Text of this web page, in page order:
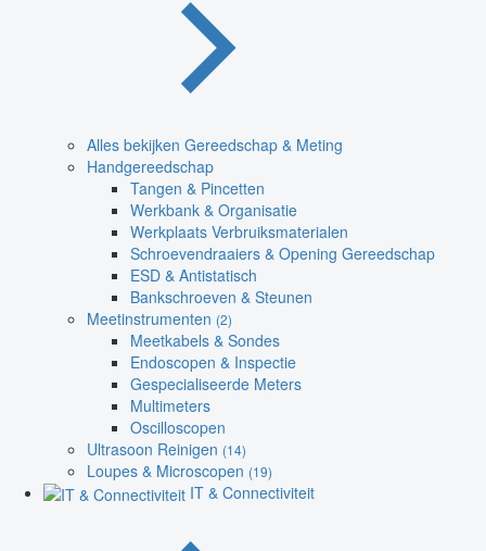
Alles bekijken Gereedschap & Meting
Handgereedschap
Tangen & Pincetten
Werkbank & Organisatie
Werkplaats Verbruiksmaterialen
Schroevendraaiers & Opening Gereedschap
ESD & Antistatisch
Bankschroeven & Steunen
Meetinstrumenten (2)
Meetkabels & Sondes
Endoscopen & Inspectie
Gespecialiseerde Meters
Multimeters
Oscilloscopen
Ultrasoon Reinigen (14)
Loupes & Microscopen (19)
IT & Connectiviteit